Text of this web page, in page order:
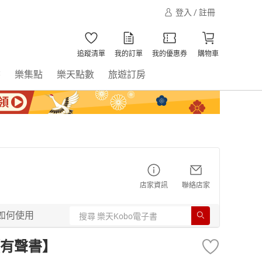
登入 / 註冊
追蹤清單 我的訂單 我的優惠券 購物車
樂集點 樂天點數 旅遊訂房
店家資訊 聯絡店家
何使用
聲書】